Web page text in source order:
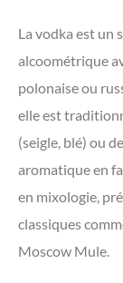
La vodka est
alcoométrique
polonaise ou
elle est
(seigle, blé) ou
aromatique en
en mixologie,
classiques
Moscow Mule.